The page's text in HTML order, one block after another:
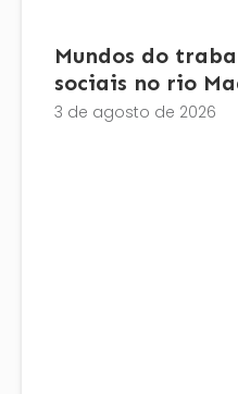
Mundos do
sociais no rio
3 de agosto de 2026